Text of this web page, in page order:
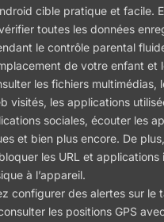
cible pratique et facile.
toutes les données
le contrôle parental
de votre enfant et
les fichiers multimédias,
visités, les applications
sociales, écouter les
et bien plus encore. De
les URL et applications
à l’appareil.
configurer des alertes sur le
les positions GPS